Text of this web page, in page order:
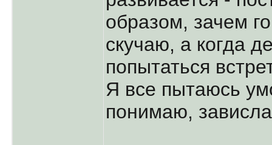
образом, зачем
скучаю, а когда
попытаться
Я все пытаюсь
понимаю,